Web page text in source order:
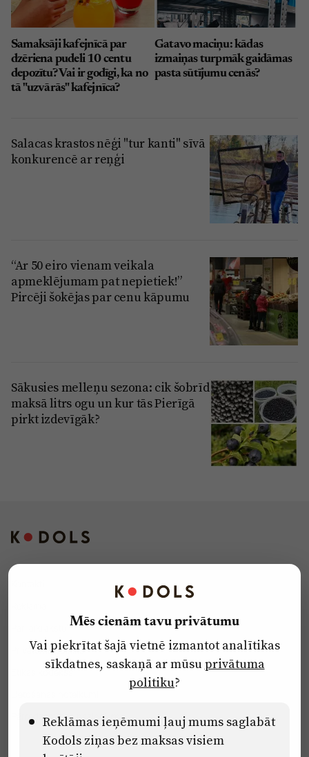
Samaksāji kafejnīcā par
dzēriena pudeli 10 centu
depozītu? Vai ir godīgi, ka no
tā "uzvārās" kafejnīca?
Gatavo maciņu: kādas
izmaiņas turpmāk gaidāmas
pasta sūtījumu cenās?
Salacas krastos nēģi "tur kanti" sīvā
konkurencē ar reņģi
“Ar 50 eiro vienam veikala
apmeklējumam pat nepietiek!”
Pircēji šokējas par cenu kāpumu
Sākusies melleņu sezona: cik šobrīd
maksā litrs ogu un kur tās Pierīgā
pirkt izdevīgāk?
Privātuma politika
Ētikas kodekss
Pārredzamības paziņojumi
Mēs cienām tavu privātumu
Vai piekrītat šajā vietnē izmantot analītikas
sīkdatnes, saskaņā ar mūsuprivātuma
politiku?
Reklāmas ieņēmumi ļauj mums saglabāt
Kodols ziņas bez maksas visiem